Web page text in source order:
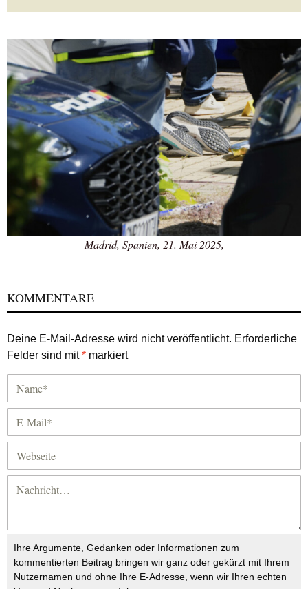
Madrid, Spanien, 21. Mai 2025,
KOMMENTARE
Deine E-Mail-Adresse wird nicht veröffentlicht. Erforderliche
Felder sind mit* markiert
Ihre Argumente, Gedanken oder Informationen zum
kommentierten Beitrag bringen wir ganz oder gekürzt mit Ihrem
Nutzernamen und ohne Ihre E-Adresse, wenn wir Ihren echten